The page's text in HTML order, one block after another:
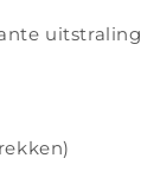
uitstraling